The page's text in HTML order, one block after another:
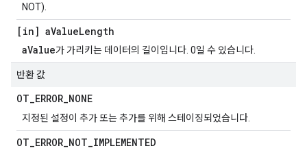
NOT).
[in] aValueLength
aValue가 가리키는 데이터의 길이입니다. 0일 수 있습니다.
반환 값
OT_ERROR_NONE
지정된 설정이 추가 또는 추가를 위해 스테이징되었습니다.
OT_ERROR_NOT_IMPLEMENTED